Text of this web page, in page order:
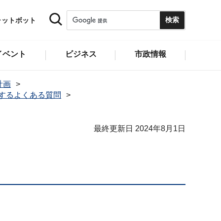
トボット
ント ビジネス 市政情報
画
るよくある質問
最終更新日 2024年8月1日